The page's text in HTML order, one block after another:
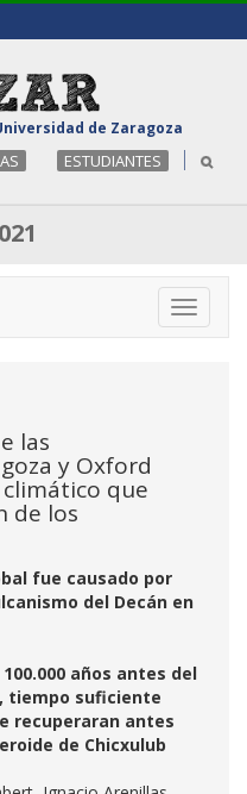
de Zaragoza
ESTUDIANTES
Toggle
las
y Oxford
que
de los
fue causado por
del Decán en
años antes del
tiempo suficiente
recuperaran antes
de Chicxulub